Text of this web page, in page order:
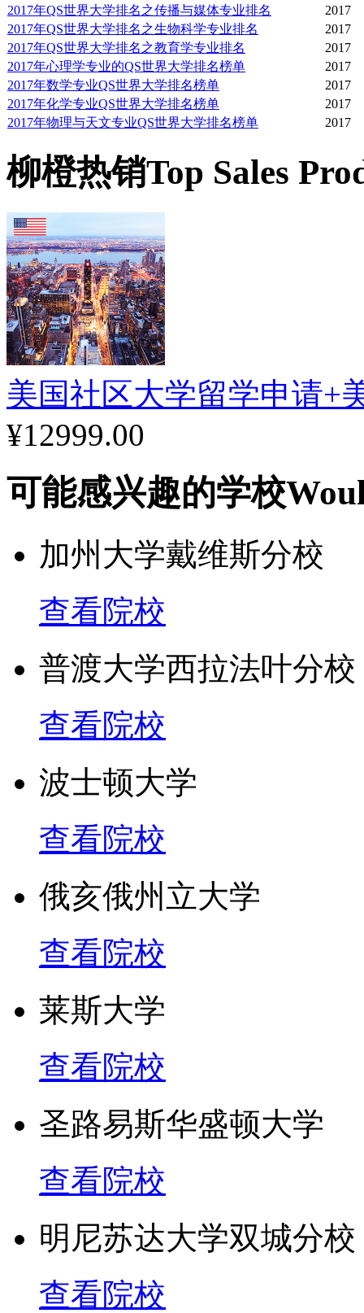
派一个代表参加，每周
领域针对特定主题提出
部由学校负责。
最近几年，波士顿学院
的惊人成长，包括大学
之二十一，而且在过去
都是来自于社会各界的
些捐款超过十亿美元，
名内。甚至连现在所使
地一位富裕人士所捐赠
除此之外，校方也积极
在一九九九年的十一月
入四十亿美元的基金来
动，如赠送一百个教职
加五千万美元给大学部
上的经济支持；对学术
的大学部及研究所的学
协助建立新的专属建筑
馆等。
院系专业
学校有法学院、管理学
理学院和社会工作学院
科，大部分具有较强的
可以授予学士、硕士、
水平属于世界一流水平
科为主的综合性大学，
融、英语及文学、政治
学校排名
2017年QS世界大学排名之传播与媒体专业排名
2017
2017年QS世界大学排名之生物科学专业排名
2017
2017年QS世界大学排名之教育学专业排名
2017
2017年心理学专业的QS世界大学排名榜单
2017
2017年数学专业QS世界大学排名榜单
2017
2017年化学专业QS世界大学排名榜单
2017
2017年物理与天文专业QS世界大学排名榜单
2017
柳橙热销Top Sales
美国社区大学留学申请+
¥12999.00
可能感兴趣的学校
加州大学戴维斯分校
查看院校
普渡大学西拉法叶分校
查看院校
波士顿大学
查看院校
俄亥俄州立大学
查看院校
莱斯大学
查看院校
圣路易斯华盛顿大学
查看院校
明尼苏达大学双城分校
查看院校